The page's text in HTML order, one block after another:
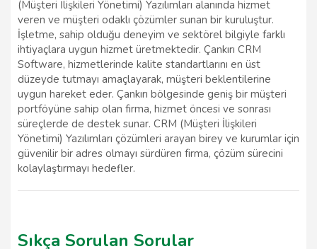
(Müşteri İlişkileri Yönetimi) Yazılımları alanında hizmet
veren ve müşteri odaklı çözümler sunan bir kuruluştur.
İşletme, sahip olduğu deneyim ve sektörel bilgiyle farklı
ihtiyaçlara uygun hizmet üretmektedir. Çankırı CRM
Software, hizmetlerinde kalite standartlarını en üst
düzeyde tutmayı amaçlayarak, müşteri beklentilerine
uygun hareket eder. Çankırı bölgesinde geniş bir müşteri
portföyüne sahip olan firma, hizmet öncesi ve sonrası
süreçlerde de destek sunar. CRM (Müşteri İlişkileri
Yönetimi) Yazılımları çözümleri arayan birey ve kurumlar için
güvenilir bir adres olmayı sürdüren firma, çözüm sürecini
kolaylaştırmayı hedefler.
Sıkça Sorulan Sorular